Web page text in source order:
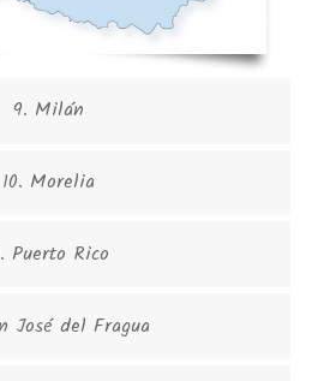
9. Milán
10. Morelia
Puerto Rico
José del Fragua